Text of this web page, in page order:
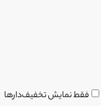
فقط نمایش تخفیف‌دارها